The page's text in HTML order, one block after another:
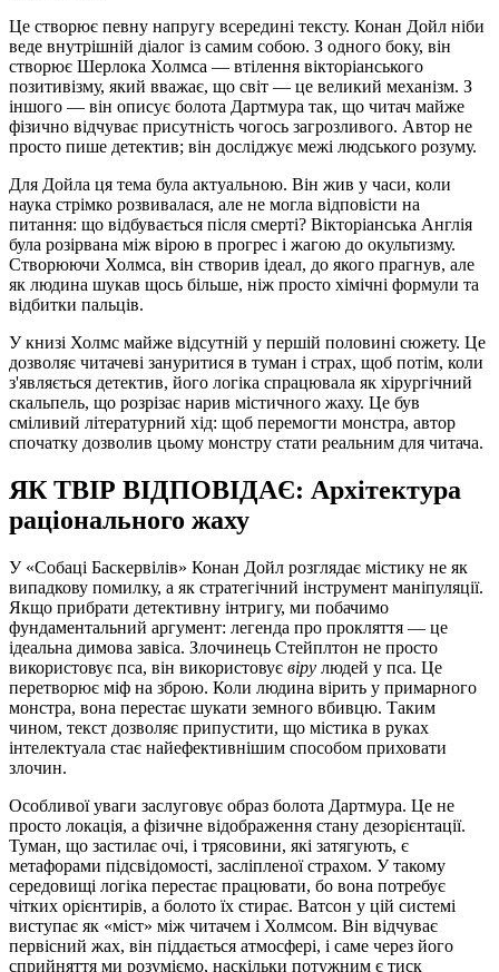
Це створює певну напругу всередині тексту. Конан Дойл ніби
веде внутрішній діалог із самим собою. З одного боку, він
створює Шерлока Холмса — втілення вікторіанського
позитивізму, який вважає, що світ — це великий механізм. З
іншого — він описує болота Дартмура так, що читач майже
фізично відчуває присутність чогось загрозливого. Автор не
просто пише детектив; він досліджує межі людського розуму.
Для Дойла ця тема була актуальною. Він жив у часи, коли
наука стрімко розвивалася, але не могла відповісти на
питання: що відбувається після смерті? Вікторіанська Англія
була розірвана між вірою в прогрес і жагою до окультизму.
Створюючи Холмса, він створив ідеал, до якого прагнув, але
як людина шукав щось більше, ніж просто хімічні формули та
відбитки пальців.
У книзі Холмс майже відсутній у першій половині сюжету. Це
дозволяє читачеві зануритися в туман і страх, щоб потім, коли
з'являється детектив, його логіка спрацювала як хірургічний
скальпель, що розрізає нарив містичного жаху. Це був
сміливий літературний хід: щоб перемогти монстра, автор
спочатку дозволив цьому монстру стати реальним для читача.
ЯК ТВІР ВІДПОВІДАЄ: Архітектура
раціонального жаху
У «Собаці Баскервілів» Конан Дойл розглядає містику не як
випадкову помилку, а як стратегічний інструмент маніпуляції.
Якщо прибрати детективну інтригу, ми побачимо
фундаментальний аргумент: легенда про прокляття — це
ідеальна димова завіса. Злочинець Стейплтон не просто
використовує пса, він використовує віру людей у пса. Це
перетворює міф на зброю. Коли людина вірить у примарного
монстра, вона перестає шукати земного вбивцю. Таким
чином, текст дозволяє припустити, що містика в руках
інтелектуала стає найефективнішим способом приховати
злочин.
Особливої уваги заслуговує образ болота Дартмура. Це не
просто локація, а фізичне відображення стану дезорієнтації.
Туман, що застилає очі, і трясовини, які затягують, є
метафорами підсвідомості, засліпленої страхом. У такому
середовищі логіка перестає працювати, бо вона потребує
чітких орієнтирів, а болото їх стирає. Ватсон у цій системі
виступає як «міст» між читачем і Холмсом. Він відчуває
первісний жах, він піддається атмосфері, і саме через його
сприйняття ми розуміємо, наскільки потужним є тиск